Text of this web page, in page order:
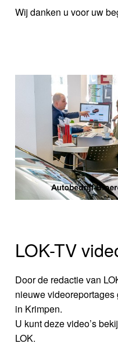
Wij danken u voor uw
LOK-TV
Door de redactie van
nieuwe
in Krimpen.
U kunt deze video’s
LOK.